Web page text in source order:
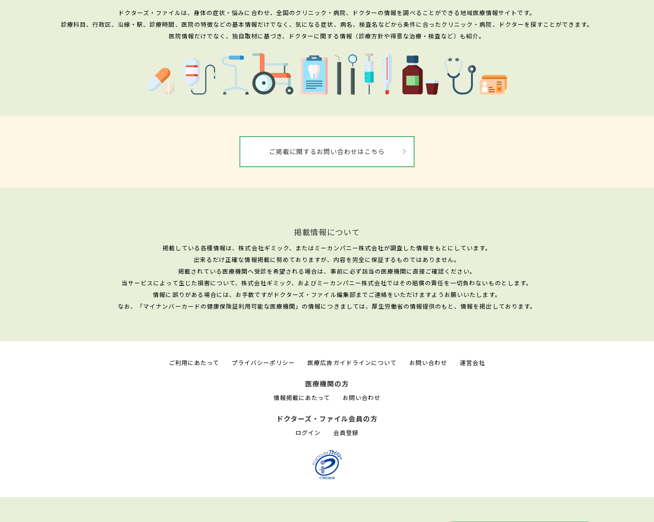
ドクターズ・ファイルは、身体の症状・悩みに合わせ、全国のクリニック・病院、ドクターの情報を調べることができる地域医療情報サイトです。
診療科目、行政区、沿線・駅、診療時間、医院の特徴などの基本情報だけでなく、気になる症状、病名、検査名などから条件に合ったクリニック・病院、ドクターを探すことができます。
医院情報だけでなく、独自取材に基づき、ドクターに関する情報（診療方針や得意な治療・検査など）も紹介。
ご掲載に関するお問い合わせはこちら
掲載情報について
掲載している各種情報は、株式会社ギミック、またはミーカンパニー株式会社が調査した情報をもとにしています。
出来るだけ正確な情報掲載に努めておりますが、内容を完全に保証するものではありません。
掲載されている医療機関へ受診を希望される場合は、事前に必ず該当の医療機関に直接ご確認ください。
当サービスによって生じた損害について、株式会社ギミック、およびミーカンパニー株式会社ではその賠償の責任を一切負わないものとします。
情報に誤りがある場合には、お手数ですがドクターズ・ファイル編集部までご連絡をいただけますようお願いいたします。
なお、「マイナンバーカードの健康保険証利用可能な医療機関」の情報につきましては、厚生労働省の情報提供のもと、情報を掲出しております。
ご利用にあたって プライバシーポリシー 医療広告ガイドラインについて お問い合わせ 運営会社
医療機関の方
情報掲載にあたって お問い合わせ
ドクターズ・ファイル会員の方
ログイン 会員登録